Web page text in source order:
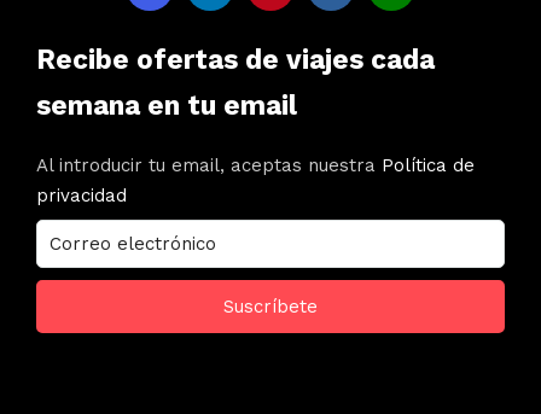
Recibe ofertas de viajes cada
semana en tu email
Al introducir tu email, aceptas nuestra Política de
privacidad